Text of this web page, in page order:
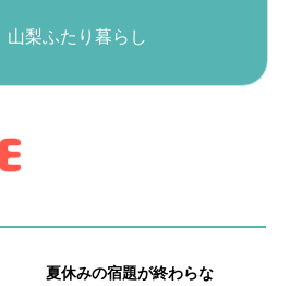
山梨ふたり暮らし
夏休みの宿題が終わらな